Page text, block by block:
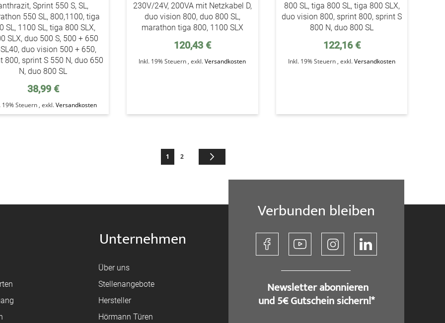
Sprint 550 S, SL,
550 SL, 800,1100, tiga
SL, 1100 SL, tiga 800 SLX,
SLX, duo 500 S, 500 + 650
duo vision 500 + 650,
800, sprint S 550 N, duo 650
N, duo 800 SL
38,99 €
19% Steuern , exkl.Versandkosten
230V/24V, 200VA mit Netzkabel D,
duo vision 800, duo 800 SL,
marathon tiga 800, 1100 SLX
120,43 €
Inkl. 19% Steuern ,exkl.Versandkosten
800 SL, tiga 800 SL, tiga 800 SLX,
duo vision 800, sprint 800, sprint S
800 N, duo 800 SL
122,16 €
Inkl. 19% Steuern ,exkl.Versandkosten
Seite
Sie lesen gerade die Seite
1 Seite
2
Unternehmen
Über uns
Stellenangebote
Hersteller
Hörmann Türen
Verbunden bleiben
​ Newsletter abonnieren
und 5€ Gutschein sichern!*